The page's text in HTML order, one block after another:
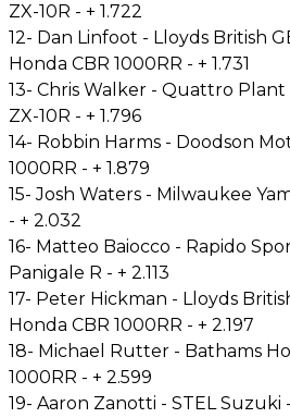
ZX-10R - + 1.722
12- Dan Linfoot - Lloyds British
Honda CBR 1000RR - + 1.731
13- Chris Walker - Quattro Plant
ZX-10R - + 1.796
14- Robbin Harms - Doodson
1000RR - + 1.879
15- Josh Waters - Milwaukee
- + 2.032
16- Matteo Baiocco - Rapido
Panigale R - + 2.113
17- Peter Hickman - Lloyds
Honda CBR 1000RR - + 2.197
18- Michael Rutter - Bathams
1000RR - + 2.599
19- Aaron Zanotti - STEL Suzuki